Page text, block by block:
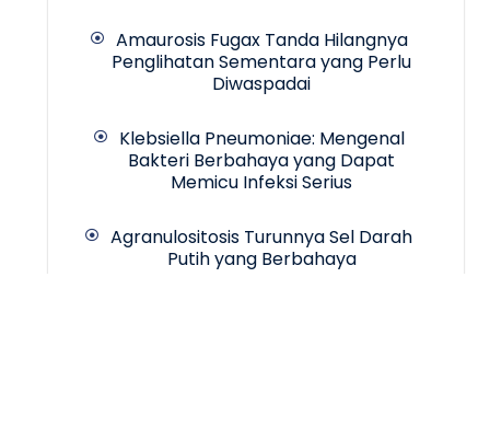
Amaurosis Fugax Tanda Hilangnya
Penglihatan Sementara yang Perlu
Diwaspadai
Klebsiella Pneumoniae: Mengenal
Bakteri Berbahaya yang Dapat
Memicu Infeksi Serius
Agranulositosis Turunnya Sel Darah
Putih yang Berbahaya